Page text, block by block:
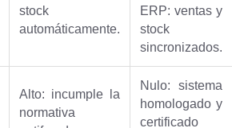
stock
automáticamente.
ERP: ventas y
stock
sincronizados.
Alto: incumple la
normativa
Nulo: sistema
homologado y
certificado